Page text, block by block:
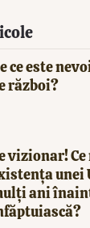
ce este
război?
vizionar!
unei
ani